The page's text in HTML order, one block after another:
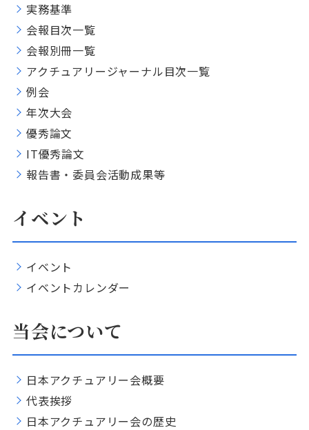
実務基準
会報目次一覧
会報別冊一覧
アクチュアリージャーナル目次一覧
例会
年次大会
優秀論文
IT優秀論文
報告書・委員会活動成果等
イベント
イベント
イベントカレンダー
当会について
日本アクチュアリー会概要
代表挨拶
日本アクチュアリー会の歴史